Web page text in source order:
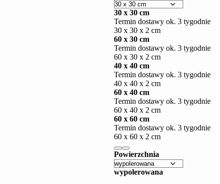
30 x 30 cm
Termin dostawy ok. 3 tygodnie
30 x 30 x 2 cm
60 x 30 cm
Termin dostawy ok. 3 tygodnie
60 x 30 x 2 cm
40 x 40 cm
Termin dostawy ok. 3 tygodnie
40 x 40 x 2 cm
60 x 40 cm
Termin dostawy ok. 3 tygodnie
60 x 40 x 2 cm
60 x 60 cm
Termin dostawy ok. 3 tygodnie
60 x 60 x 2 cm
Powierzchnia
wypolerowana